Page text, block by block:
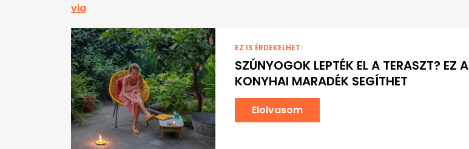
via
EZ IS ÉRDEKELHET:
SZÚNYOGOK LEPTÉK EL A TERASZT? EZ A
KONYHAI MARADÉK SEGÍTHET
Elolvasom